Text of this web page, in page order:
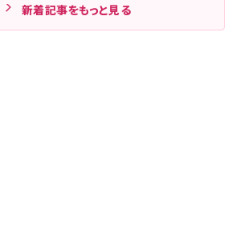
新着記事をもっと見る